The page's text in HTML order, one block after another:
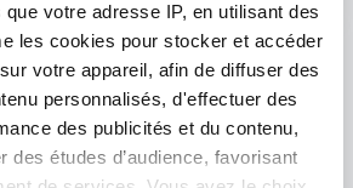
votre adresse IP, en utilisant des
les cookies pour stocker et accéder
votre appareil, afin de diffuser des
personnalisés, d'effectuer des
des publicités et du contenu,
des études d’audience, favorisant
dès lemar. 01 septembre